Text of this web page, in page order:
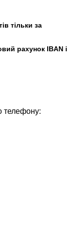
тільки за
рахунок IBAN і
телефону: